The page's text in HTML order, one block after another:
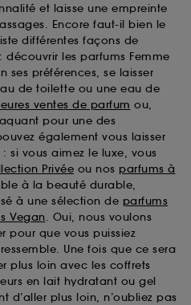
et laisse une empreinte
Encore faut-il bien le
différentes façons de
les parfums Femme
ses préférences, se laisser
de toilette ou une eau de
ventes de parfum ou,
pour une des
également vous laisser
si vous aimez le luxe, vous
Privée ou nos parfums à
à la beauté durable,
à une sélection de parfums
Vegan. Oui, nous voulons
pour que vous puissiez
Une fois que ce sera
plus loin avec les coffrets
en lait hydratant ou gel
d’aller plus loin, n’oubliez pas